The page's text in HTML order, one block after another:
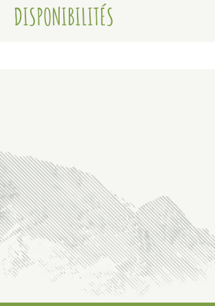
DISPONIBILITÉS